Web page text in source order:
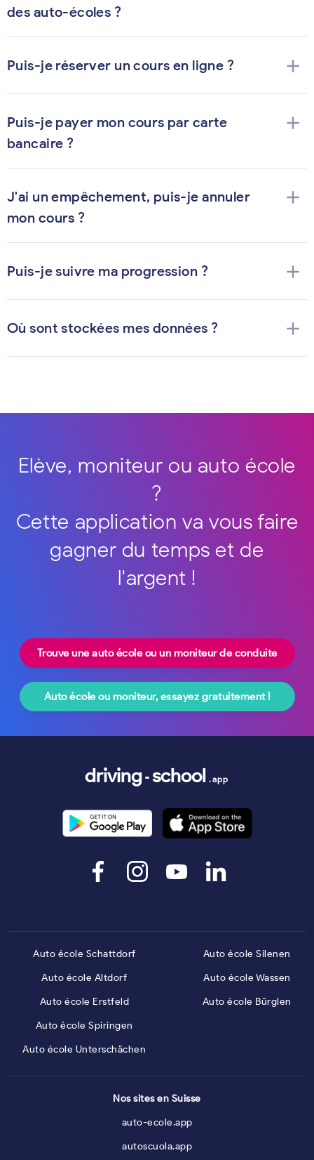
des auto-écoles ?
Puis-je réserver un cours en ligne ? add
Puis-je payer mon cours par carte
bancaire ?
add
J'ai un empêchement, puis-je annuler
mon cours ?
add
Puis-je suivre ma progression ? add
Où sont stockées mes données ? add
Elève, moniteur ou auto école
?
Cette application va vous faire
gagner du temps et de
l'argent !
Trouve une auto école ou un moniteur de conduite
Auto école ou moniteur, essayez gratuitement !
driving school .app
Auto école Schattdorf
Auto école Altdorf
Auto école Erstfeld
Auto école Spiringen
Auto école Unterschächen
Auto école Silenen
Auto école Wassen
Auto école Bürglen
Nos sites en Suisse
auto-ecole.app
autoscuola.app